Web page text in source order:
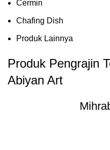
Cermin
Chafing Dish
Produk Lainnya
Produk Pengrajin
Abiyan Art